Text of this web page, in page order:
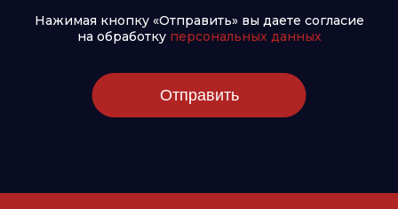
Нажимая кнопку «Отправить» вы даете согласие
на обработку персональных данных
Отправить